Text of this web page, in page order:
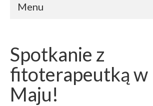
Menu
Filia w Bujakowie
Filia w Czańcu
Filia w Kobiernicach
Spotkanie z
fitoterapeutką w
Maju!